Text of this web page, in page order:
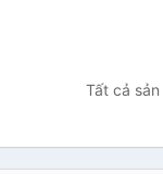
Tất cả